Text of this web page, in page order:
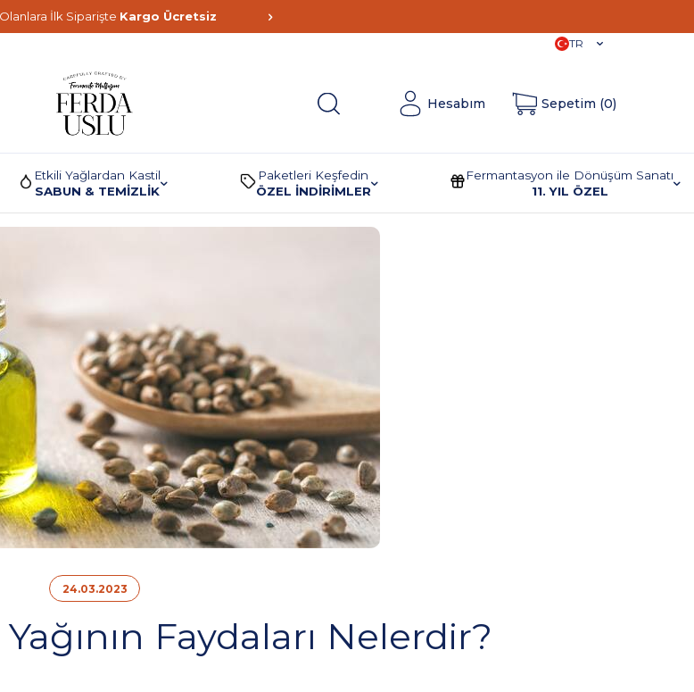
İlk Siparişte Kargo Ücretsiz
TR
Hesabım Sepetim (0)
Etkili Yağlardan Kastil
SABUN & TEMİZLİK
Paketleri Keşfedin
ÖZEL İNDİRİMLER
Fermantasyon ile Dönüşüm Sanatı
11. YIL ÖZEL
24.03.2023
Faydaları Nelerdir?